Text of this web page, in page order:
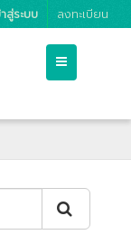
สู่ระบบ ลงทะเบียน